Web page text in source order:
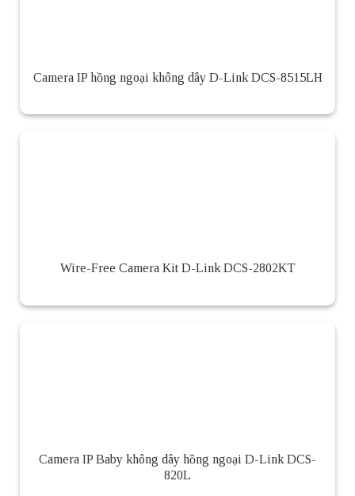
Camera IP hồng ngoại không dây D-Link DCS-8515LH
Wire-Free Camera Kit D-Link DCS-2802KT
Camera IP Baby không dây hồng ngoại D-Link DCS-
820L